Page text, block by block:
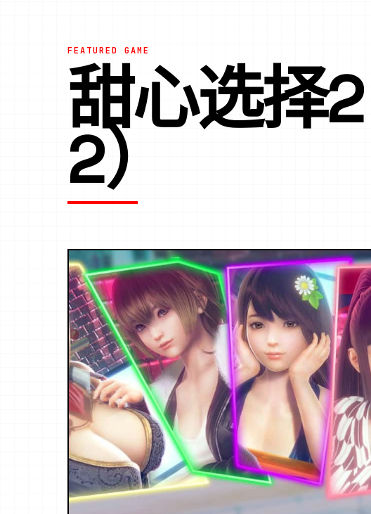
FEATURED GAME
甜心选择2
2）